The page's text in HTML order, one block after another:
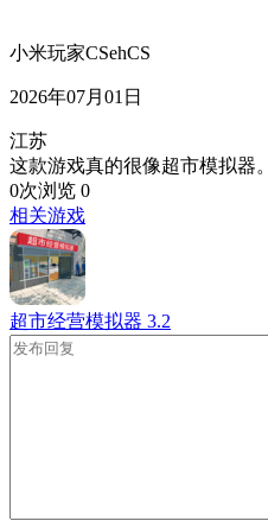
小米玩家CSehCS
2026年07月01日
江苏
这款游戏真的很像超市模拟器。
0次浏览 0
相关游戏
超市经营模拟器 3.2